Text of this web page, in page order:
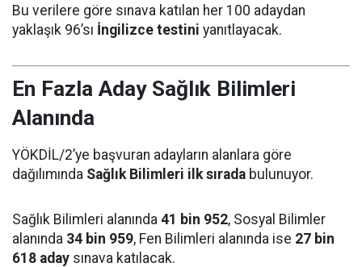
Bu verilere göre sınava katılan her 100 adaydan
yaklaşık 96’sı İngilizce testini yanıtlayacak.
En Fazla Aday Sağlık Bilimleri
Alanında
YÖKDİL/2’ye başvuran adayların alanlara göre
dağılımında Sağlık Bilimleri ilk sırada bulunuyor.
Sağlık Bilimleri alanında 41 bin 952, Sosyal Bilimler
alanında 34 bin 959, Fen Bilimleri alanında ise 27 bin
618 aday sınava katılacak.